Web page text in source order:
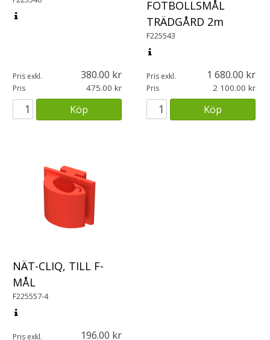
Pris exkl. 380.00
Pris 475.00
Köp
FOTBOLLSMÅL
TRÄDGÅRD 2m
F225543
Pris exkl. 1 680.00
Pris 2 100.00
Köp
NÄT-CLIQ, TILL F-
MÅL
F225557-4
Pris exkl. 196.00